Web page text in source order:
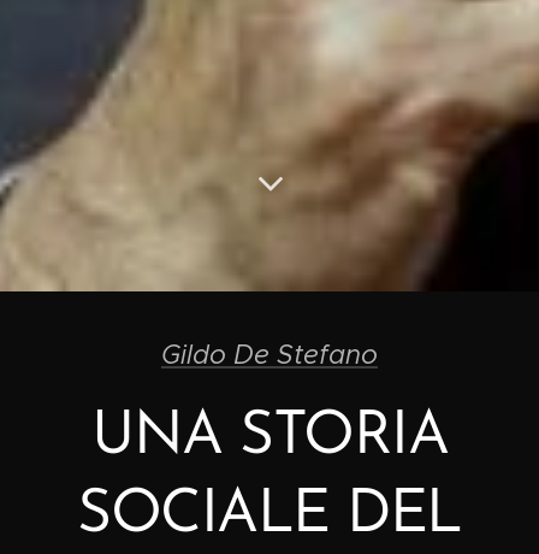
Gildo De Stefano
UNA STORIA
SOCIALE DEL